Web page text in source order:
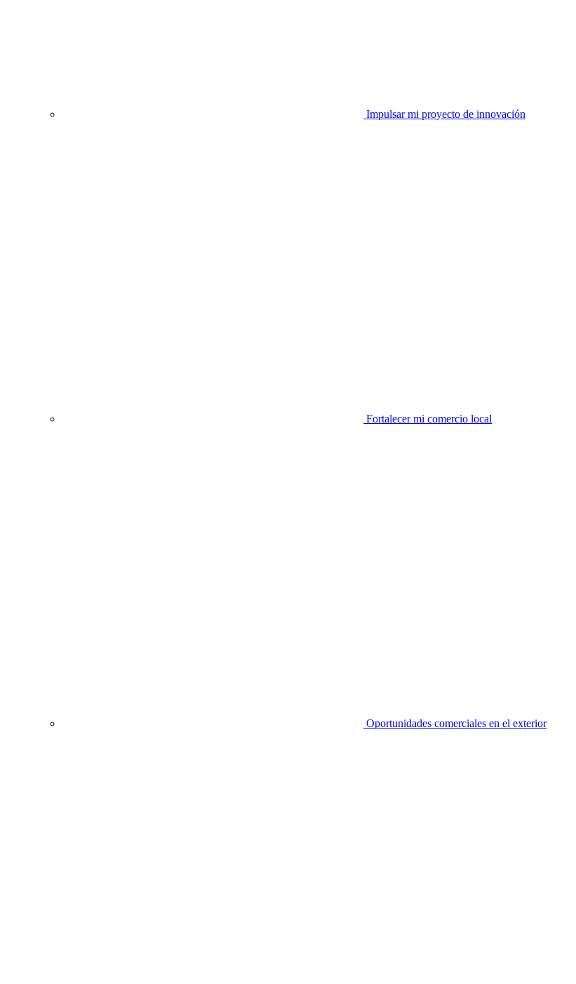
Impulsar mi proyecto de innovación
Fortalecer mi comercio local
Oportunidades comerciales en el exterior